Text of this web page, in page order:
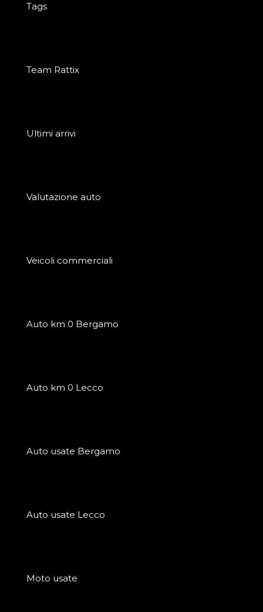
Tags
Team Rattix
Ultimi arrivi
Valutazione auto
Veicoli commerciali
Auto km 0 Bergamo
Auto km 0 Lecco
Auto usate Bergamo
Auto usate Lecco
Moto usate